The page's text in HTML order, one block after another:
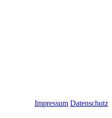
Impressum Datenschutz